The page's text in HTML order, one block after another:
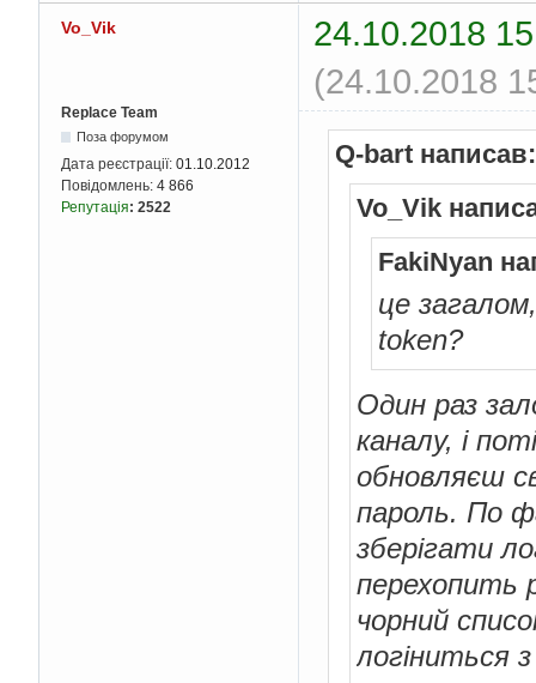
Vo_Vik
24.10.2018
(24.10.2018
Replace Team
Поза форумом
Дата реєстрації: 01.10.2012
Повідомлень: 4 866
Репутація: 2522
Q-bart написав:
Vo_Vik
FakiNyan
це
token?
Один раз
каналу, і
обновляєш
пароль. По
зберігати
перехопить
чорний
логіниться